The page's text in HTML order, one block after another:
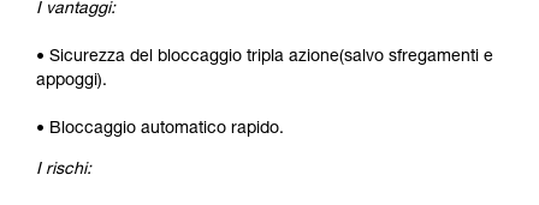
I vantaggi:
• Sicurezza del bloccaggio tripla azione(salvo sfregamenti e
appoggi).
• Bloccaggio automatico rapido.
I rischi: